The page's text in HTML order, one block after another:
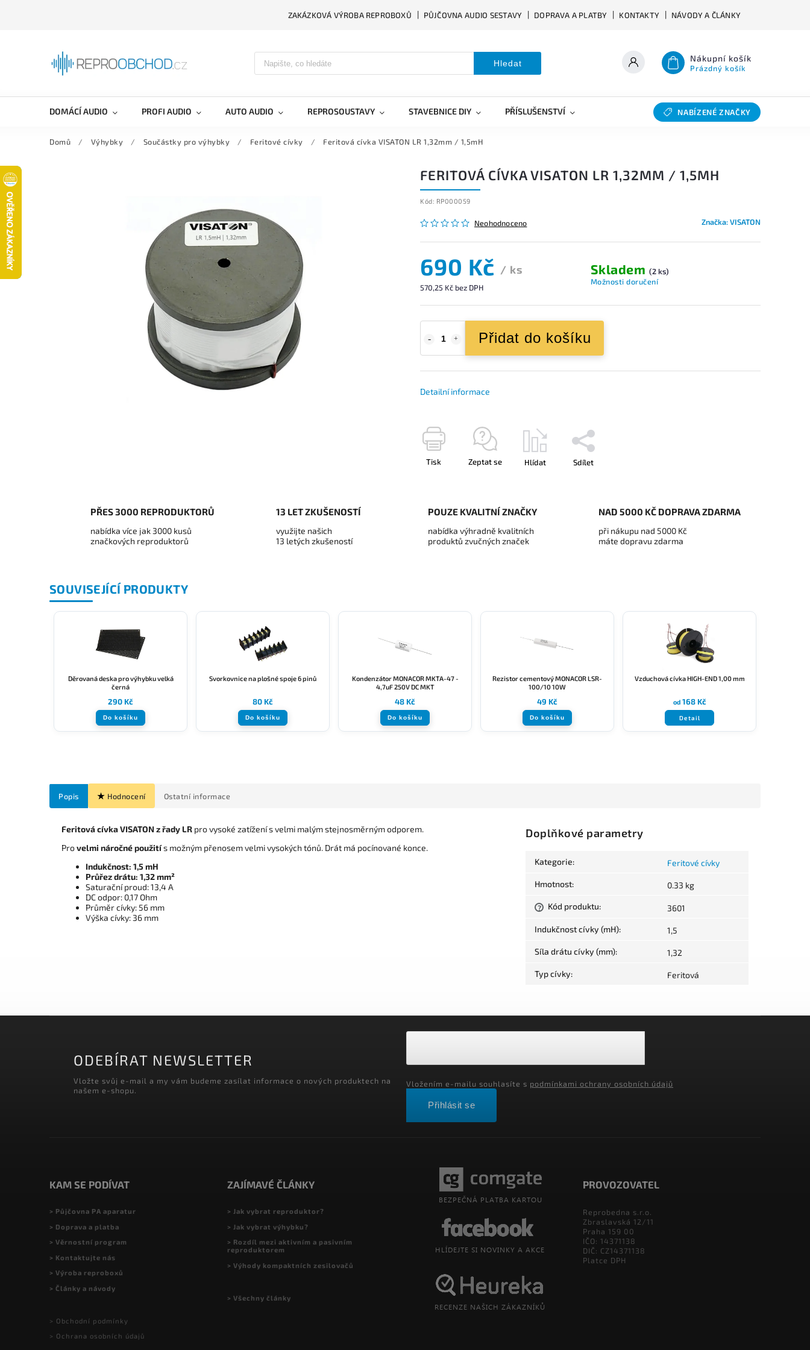
ZAKÁZKOVÁ VÝROBA REPROBOXŮ PŮJČOVNA AUDIO SESTAVY DOPRAVA A PLATBY KONTAKTY NÁVODY A ČLÁNKY
Hledat Nákupní košík
Prázdný košík
DOMÁCÍ AUDIO PROFI AUDIO AUTO AUDIO REPROSOUSTAVY STAVEBNICE DIY PŘÍSLUŠENSTVÍ SLEVY BAZAR
NABÍZENÉ ZNAČKY
Domů / Výhybky / Součástky pro výhybky / Feritové cívky / Feritová cívka VISATON LR 1,32mm / 1,5mH
FERITOVÁ CÍVKA VISATON LR 1,32MM / 1,5MH
Kód: RP000059
Neohodnoceno Značka:VISATON
690 Kč / ks
570,25 Kč bez DPH
Skladem (2 ks)
Možnosti doručení
Přidat do košíku
Detailní informace
Tisk Zeptat se Hlídat Sdílet
PŘES 3000 REPRODUKTORŮ
nabídka více jak 3000 kusů
značkových reproduktorů
13 LET ZKUŠENOSTÍ
využijte našich
13 letých zkušeností
POUZE KVALITNÍ ZNAČKY
nabídka výhradně kvalitních
produktů zvučných značek
NAD 5000 KČ DOPRAVA ZDARMA
při nákupu nad 5000 Kč
máte dopravu zdarma
SOUVISEJÍCÍ PRODUKTY
Děrovaná deska pro výhybku velká
černá
290 Kč
Do košíku
Svorkovnice na plošné spoje 6 pinů
80 Kč
Do košíku
Kondenzátor MONACOR MKTA-47 -
4,7uF 250V DC MKT
48 Kč
Do košíku
Rezistor cementový MONACOR LSR-
100/10 10W
49 Kč
Do košíku
Vzduchová cívka HIGH-END 1,00 mm
od168 Kč
Detail
Popis Hodnocení Ostatní informace
Feritová cívka VISATON z řady LR pro vysoké zatížení s velmi malým stejnosměrným odporem.
Provelmi náročné použitís možným přenosem velmi vysokých tónů. Drát má pocínované konce.
Indukčnost: 1,5 mH
Průřez drátu: 1,32 mm²
Saturační proud: 13,4 A
DC odpor: 0,17 Ohm
Průměr cívky: 56 mm
Výška cívky: 36 mm
Doplňkové parametry
Kategorie: Feritové cívky
Hmotnost: 0.33 kg
? Kód produktu: 3601
Indukčnost cívky (mH): 1,5
Síla drátu cívky (mm): 1,32
Typ cívky: Feritová
ODEBÍRAT NEWSLETTER
Vložte svůj e-mail a my vám budeme zasílat informace o nových produktech na
našem e-shopu.
Vložením e-mailu souhlasíte s podmínkami ochrany osobních údajů
Přihlásit se
KAM SE PODÍVAT
> Půjčovna PA aparatur
> Doprava a platba
> Věrnostní program
> Kontaktujte nás
> Výroba reproboxů
> Články a návody
> Obchodní podmínky
> Ochrana osobních údajů
ZAJÍMAVÉ ČLÁNKY
> Jak vybrat reproduktor?
> Jak vybrat výhybku?
> Rozdíl mezi aktivním a pasivním
reproduktorem
> Výhody kompaktních zesilovačů
> Všechny články
PROVOZOVATEL
Reprobedna s.r.o.
Zbraslavská 12/11
Praha 159 00
IČO: 14371138
DIČ: CZ14371138
Platce DPH